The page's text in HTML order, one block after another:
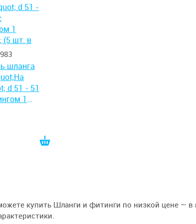
шланга
d 51 - 51
1
в уп.)
купить Шланги и фитинги по низкой цене — в